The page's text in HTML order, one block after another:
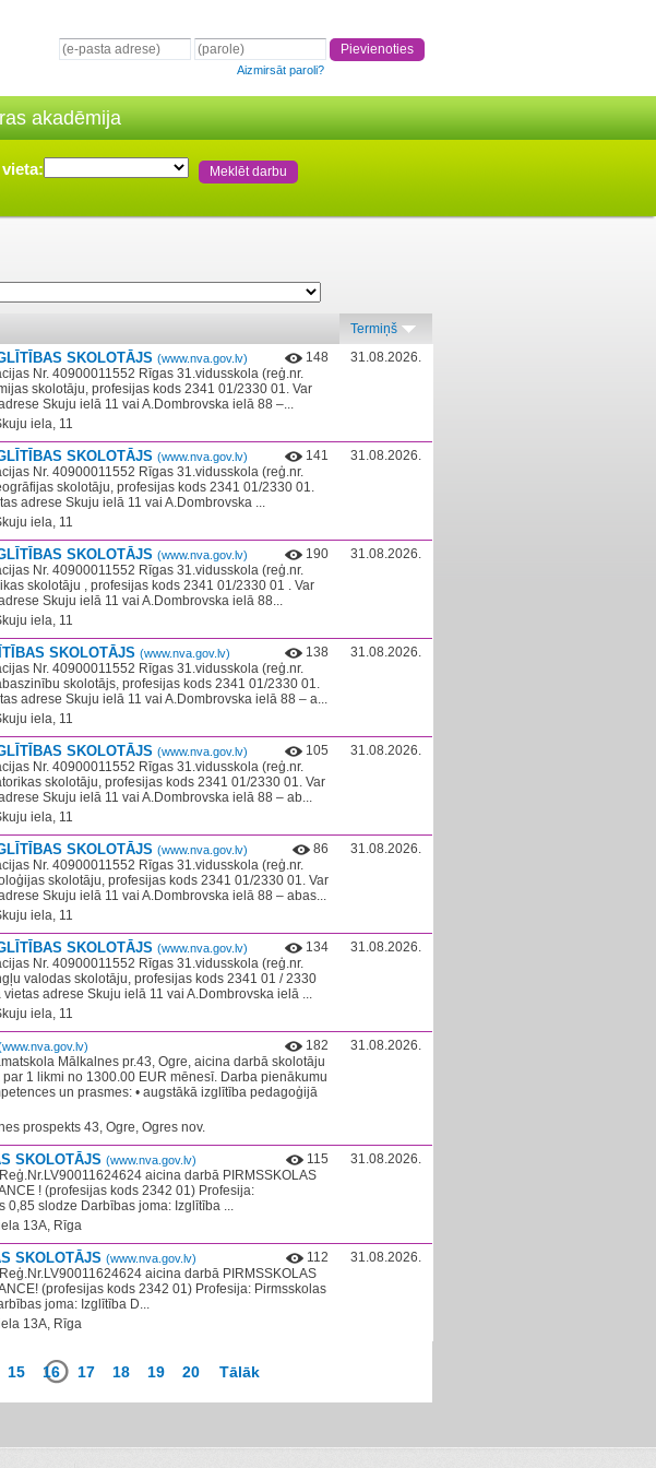
Aizmirsāt paroli?
akadēmija
Termiņš
SKOLOTĀJS (www.nva.gov.lv)
148
Nr. 40900011552 ​Rīgas 31.vidusskola (reģ.nr.
skolotāju, profesijas kods 2341 01/2330 01. Var
Skuju ielā 11 vai A.Dombrovska ielā 88 –...
iela, 11
31.08.2026.
SKOLOTĀJS (www.nva.gov.lv)
141
Nr. 40900011552 ​Rīgas 31.vidusskola (reģ.nr.
skolotāju, profesijas kods 2341 01/2330 01.
adrese Skuju ielā 11 vai A.Dombrovska ...
iela, 11
31.08.2026.
SKOLOTĀJS (www.nva.gov.lv)
190
Nr. 40900011552 Rīgas 31.vidusskola (reģ.nr.
skolotāju , profesijas kods 2341 01/2330 01 . Var
Skuju ielā 11 vai A.Dombrovska ielā 88...
iela, 11
31.08.2026.
SKOLOTĀJS (www.nva.gov.lv)
138
Nr. 40900011552 Rīgas 31.vidusskola (reģ.nr.
skolotājs, profesijas kods 2341 01/2330 01.
adrese Skuju ielā 11 vai A.Dombrovska ielā 88 – a...
iela, 11
31.08.2026.
SKOLOTĀJS (www.nva.gov.lv)
105
Nr. 40900011552 Rīgas 31.vidusskola (reģ.nr.
skolotāju, profesijas kods 2341 01/2330 01. Var
Skuju ielā 11 vai A.Dombrovska ielā 88 – ab...
iela, 11
31.08.2026.
SKOLOTĀJS (www.nva.gov.lv)
86
Nr. 40900011552 Rīgas 31.vidusskola (reģ.nr.
skolotāju, profesijas kods 2341 01/2330 01. Var
Skuju ielā 11 vai A.Dombrovska ielā 88 – abas...
iela, 11
31.08.2026.
SKOLOTĀJS (www.nva.gov.lv)
134
Nr. 40900011552 Rīgas 31.vidusskola (reģ.nr.
valodas skolotāju, profesijas kods 2341 01 / 2330
adrese Skuju ielā 11 vai A.Dombrovska ielā ...
iela, 11
31.08.2026.
182
Mālkalnes pr.43, Ogre, aicina darbā skolotāju
1 likmi no 1300.00 EUR mēnesī. Darba pienākumu
un prasmes: • augstākā izglītība pedagoģijā
prospekts 43, Ogre, Ogres nov.
31.08.2026.
SKOLOTĀJS (www.nva.gov.lv)
115
aicina darbā PIRMSSKOLAS
! (profesijas kods 2342 01) Profesija:
0,85 slodze Darbības joma: Izglītība ...
13A, Rīga
31.08.2026.
SKOLOTĀJS (www.nva.gov.lv)
112
aicina darbā PIRMSSKOLAS
(profesijas kods 2342 01) Profesija: Pirmsskolas
joma: Izglītība D...
13A, Rīga
31.08.2026.
15 16 17 18 19 20 Tālāk